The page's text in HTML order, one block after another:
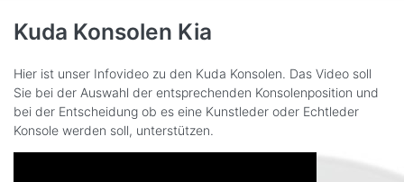
Kuda Konsolen Kia
Hier ist unser Infovideo zu den Kuda Konsolen. Das Video soll
Sie bei der Auswahl der entsprechenden Konsolenposition und
bei der Entscheidung ob es eine Kunstleder oder Echtleder
Konsole werden soll, unterstützen.